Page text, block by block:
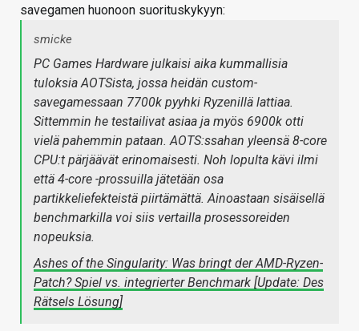
savegamen huonoon suorituskykyyn:
smicke
PC Games Hardware julkaisi aika kummallisia
tuloksia AOTSista, jossa heidän custom-
savegamessaan 7700k pyyhki Ryzenillä lattiaa.
Sittemmin he testailivat asiaa ja myös 6900k otti
vielä pahemmin pataan. AOTS:ssahan yleensä 8-core
CPU:t pärjäävät erinomaisesti. Noh lopulta kävi ilmi
että 4-core -prossuilla jätetään osa
partikkeliefekteistä piirtämättä. Ainoastaan sisäisellä
benchmarkilla voi siis vertailla prosessoreiden
nopeuksia.
Ashes of the Singularity: Was bringt der AMD-Ryzen-
Patch? Spiel vs. integrierter Benchmark [Update: Des
Rätsels Lösung]